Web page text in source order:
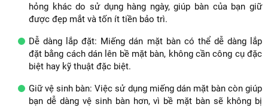
hỏng khác do sử dụng hàng ngày, giúp bàn của bạn giữ
được đẹp mắt và tốn ít tiền bảo trì.
Dễ dàng lắp đặt: Miếng dán mặt bàn có thể dễ dàng lắp
đặt bằng cách dán lên bề mặt bàn, không cần công cụ đặc
biệt hay kỹ thuật đặc biệt.
Giữ vệ sinh bàn: Việc sử dụng miếng dán mặt bàn còn giúp
bạn dễ dàng vệ sinh bàn hơn, vì bề mặt bàn sẽ không bị